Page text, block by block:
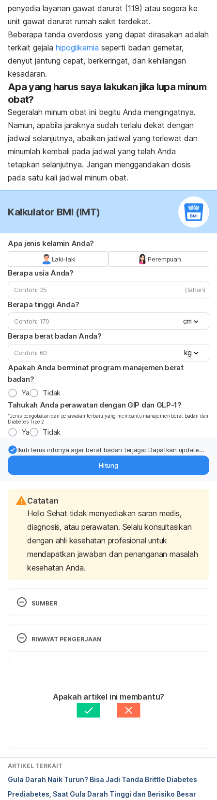
penyedia layanan gawat darurat (119) atau segera ke
unit gawat darurat rumah sakit terdekat.
Beberapa tanda overdosis yang dapat dirasakan adalah
terkait gejala hipoglikemia seperti badan gemetar,
denyut jantung cepat, berkeringat, dan kehilangan
kesadaran.
Apa yang harus saya lakukan jika lupa minum
obat?
Segeralah minum obat ini begitu Anda mengingatnya.
Namun, apabila jaraknya sudah terlalu dekat dengan
jadwal selanjutnya, abaikan jadwal yang terlewat dan
minumlah kembali pada jadwal yang telah Anda
tetapkan selanjutnya. Jangan menggandakan dosis
pada satu kali jadwal minum obat.
Kalkulator BMI (IMT)
Apa jenis kelamin Anda?
Laki-laki Perempuan
Berapa usia Anda?
(tahun)
Berapa tinggi Anda?
cm
Berapa berat badan Anda?
kg
Apakah Anda berminat program manajemen berat
badan?
Ya
Tidak
Tahukah Anda perawatan dengan GIP dan GLP-1?
*Jenis pengobatan dan perawatan terbaru yang membantu manajemen berat badan dan
Diabetes Tipe 2
Ya Tidak
Ikuti terus infonya agar berat badan terjaga: Dapatkan update
Hitung
Catatan
Hello Sehat tidak menyediakan saran medis,
diagnosis, atau perawatan. Selalu konsultasikan
dengan ahli kesehatan profesional untuk
mendapatkan jawaban dan penanganan masalah
kesehatan Anda.
SUMBER
Canagliflozin.
https://www.mims.com/indonesia/drug/info/canaglif
lozin/?type=brief&mtype=generic
https://medlineplus.gov/druginfo/meds/a613033.ht
. Diakses tanggal 2 Juli 2018.
163872/canagliflozin-oral/details. Diakses tanggal 2
Juli 2018.
RIWAYAT PENGERJAAN
Ditulis oleh Rena Widyawinata
Ditinjau secara medis oleh
dr. Tania Savitri
Diperbarui oleh: Abduraafi Andrian
Apakah artikel ini membantu?
ARTIKEL TERKAIT
Gula Darah Naik Turun? Bisa Jadi Tanda Brittle Diabetes
Prediabetes, Saat Gula Darah Tinggi dan Berisiko Besar